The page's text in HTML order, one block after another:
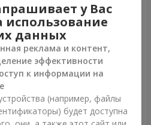
Букет "Сердце – сердцу"
Заказать
у Вас
использование
данных
реклама и контент,
эффективности
к информации на
(например, файлы
будет доступна